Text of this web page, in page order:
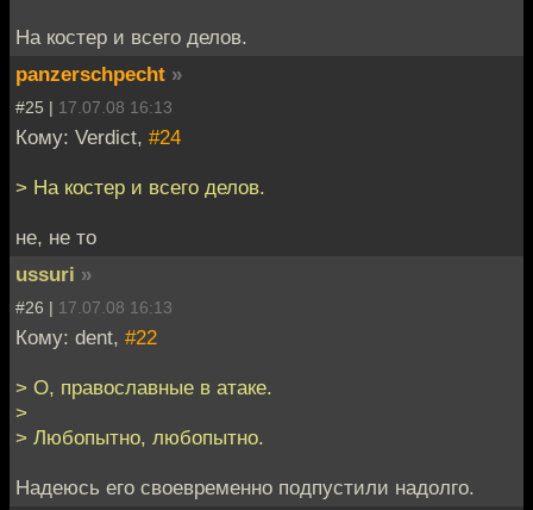
На костер и всего делов.
panzerschpecht »
#25 | 17.07.08 16:13
Кому: Verdict, #24
> На костер и всего делов.
не, не то
ussuri »
#26 | 17.07.08 16:13
Кому: dent, #22
> О, православные в атаке.
>
> Любопытно, любопытно.
Надеюсь его своевременно подпустили надолго.